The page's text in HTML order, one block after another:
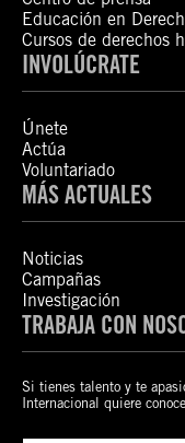
Educación en
Cursos de derechos
INVOLÚCRATE
Únete
Actúa
Voluntariado
MÁS ACTUALES
Noticias
Campañas
Investigación
TRABAJA CON
Si tienes talento y te
Internacional quiere